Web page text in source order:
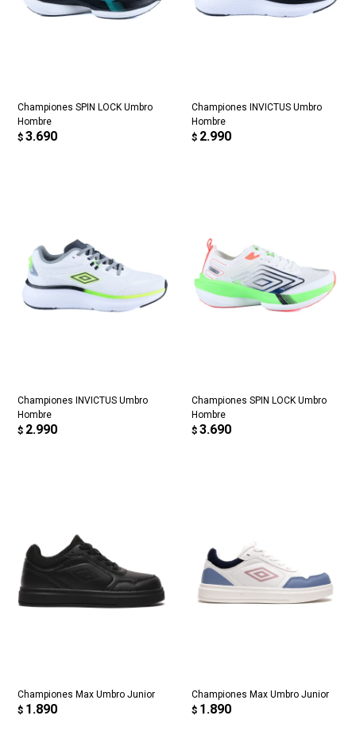
Championes SPIN LOCK Umbro
Hombre
$ 3.690
Championes INVICTUS Umbro
Hombre
$ 2.990
Championes INVICTUS Umbro
Hombre
$ 2.990
Championes SPIN LOCK Umbro
Hombre
$ 3.690
Championes Max Umbro Junior
$ 1.890
Championes Max Umbro Junior
$ 1.890